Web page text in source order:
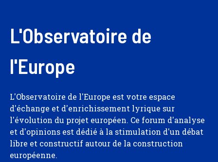
L'Observatoire de
l'Europe
L'Observatoire de l'Europe est votre espace
d'échange et d'enrichissement lyrique sur
l'évolution du projet européen. Ce forum d'analyse
et d'opinions est dédié à la stimulation d'un débat
libre et constructif autour de la construction
européenne.